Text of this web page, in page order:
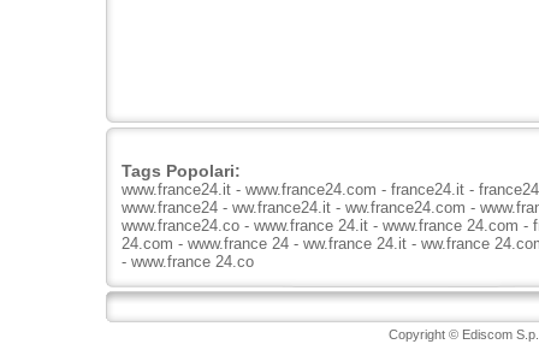
Tags Popolari:
www.france24.it - www.france24.com - france24.it -
www.france24 - ww.france24.it - ww.france24.com -
www.france24.co - www.france 24.it - www.france 24.com -
24.com - www.france 24 - ww.france 24.it - ww.france
- www.france 24.co
Copyright © Ediscom